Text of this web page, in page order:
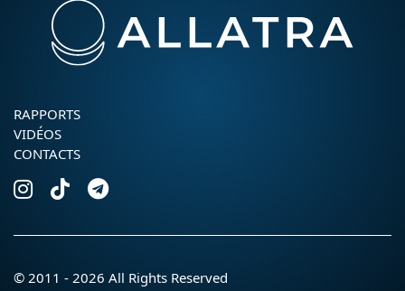
RAPPORTS
VIDÉOS
CONTACTS
© 2011 - 2026 All Rights Reserved